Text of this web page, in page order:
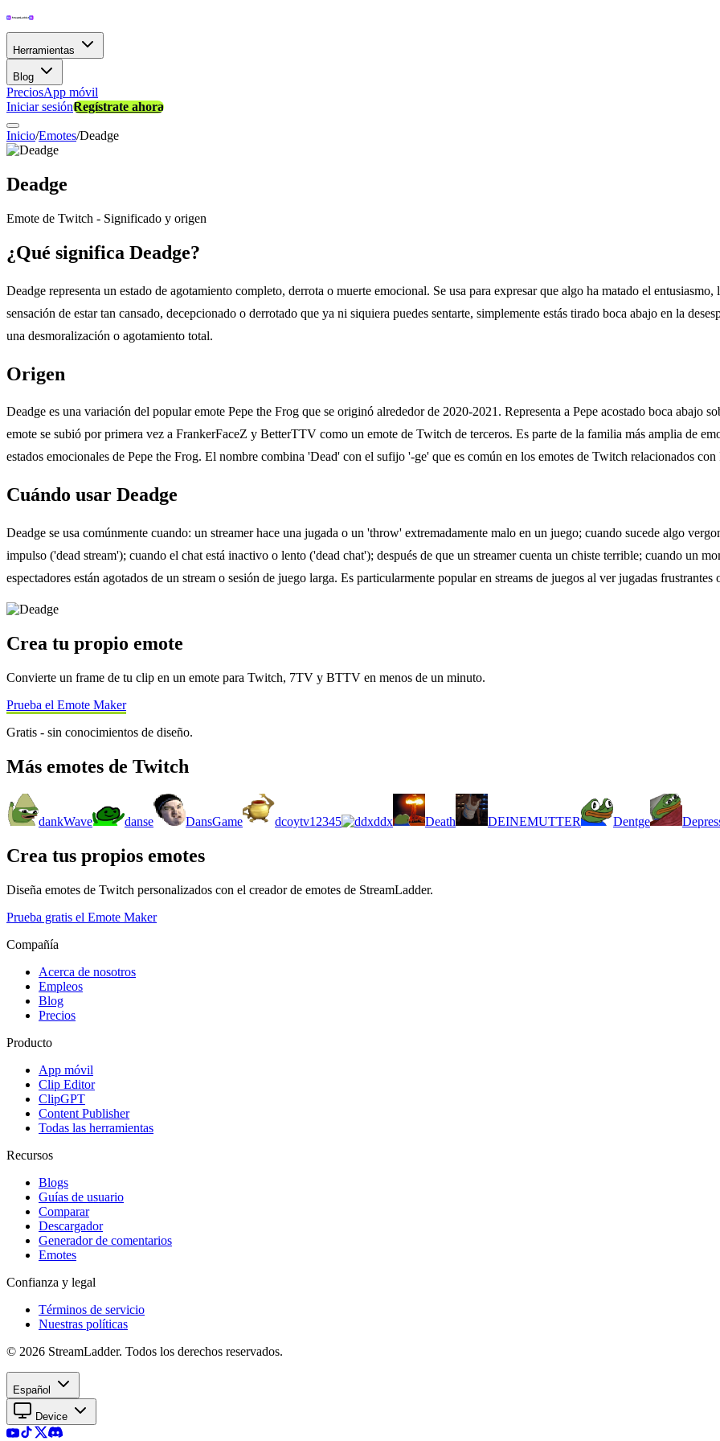
Herramientas
Blog
PreciosApp móvil
Iniciar sesiónRegístrate ahora
Inicio/Emotes/Deadge
Deadge
Emote de Twitch - Significado y origen
¿Qué significa Deadge?
Deadge representa un estado de agotamiento completo, derrota o muerte emocional. Se usa para expresar que algo ha matado el
sensación de estar tan cansado, decepcionado o derrotado que ya ni siquiera puedes sentarte, simplemente estás tirado boca abajo en la
una desmoralización o agotamiento total.
Origen
Deadge es una variación del popular emote Pepe the Frog que se originó alrededor de 2020-2021. Representa a Pepe acostado boca abajo
emote se subió por primera vez a FrankerFaceZ y BetterTTV como un emote de Twitch de terceros. Es parte de la familia más amplia de
estados emocionales de Pepe the Frog. El nombre combina 'Dead' con el sufijo '-ge' que es común en los emotes de Twitch relacionados con
Cuándo usar Deadge
Deadge se usa comúnmente cuando: un streamer hace una jugada o un 'throw' extremadamente malo en un juego; cuando sucede algo
impulso ('dead stream'); cuando el chat está inactivo o lento ('dead chat'); después de que un streamer cuenta un chiste terrible; cuando un
espectadores están agotados de un stream o sesión de juego larga. Es particularmente popular en streams de juegos al ver jugadas frustrantes
Crea tu propio emote
Convierte un frame de tu clip en un emote para Twitch, 7TV y BTTV en menos de un minuto.
Prueba el Emote Maker
Gratis - sin conocimientos de diseño.
Más emotes de Twitch
dankWave danse DansGame dcoytv12345 ddx Death DEINEMUTTER Dentge
Crea tus propios emotes
Diseña emotes de Twitch personalizados con el creador de emotes de StreamLadder.
Prueba gratis el Emote Maker
Compañía
Acerca de nosotros
Empleos
Blog
Precios
Producto
App móvil
Clip Editor
ClipGPT
Content Publisher
Todas las herramientas
Recursos
Blogs
Guías de usuario
Comparar
Descargador
Generador de comentarios
Emotes
Confianza y legal
Términos de servicio
Nuestras políticas
© 2026 StreamLadder. Todos los derechos reservados.
Español
Device